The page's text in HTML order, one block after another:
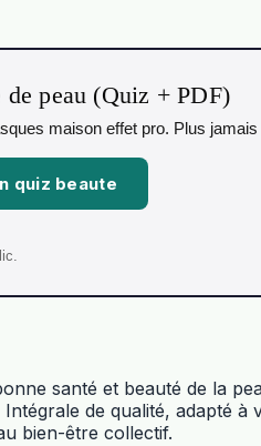
de peau (Quiz + PDF)
maison effet pro. Plus
quiz beaute
santé et beauté de la
de qualité, adapté à
bien-être collectif.